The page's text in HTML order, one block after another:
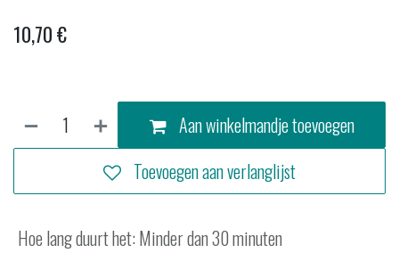
10,70€
Aan winkelmandje toevoegen
Toevoegen aan verlanglijst
Hoe lang duurt het:Minder dan 30 minuten